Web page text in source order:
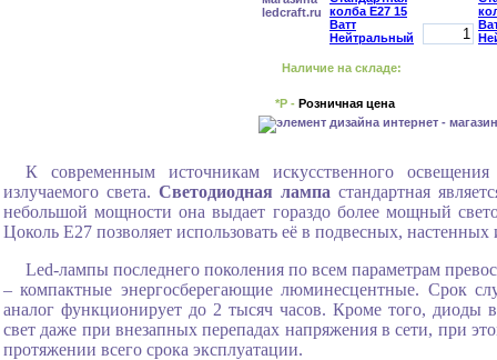
Наличие на складе:
*Р - Розничная цена
К современным источникам искусственного
излучаемого света. Светодиодная лампа стандартная
небольшой мощности она выдает гораздо более мощный
Цоколь Е27 позволяет использовать её в подвесных,
Led-лампы последнего поколения по всем параметрам
– компактные энергосберегающие люминесцентные. Срок
аналог функционирует до 2 тысяч часов. Кроме того, диоды
свет даже при внезапных перепадах напряжения в сети, при
протяжении всего срока эксплуатации.